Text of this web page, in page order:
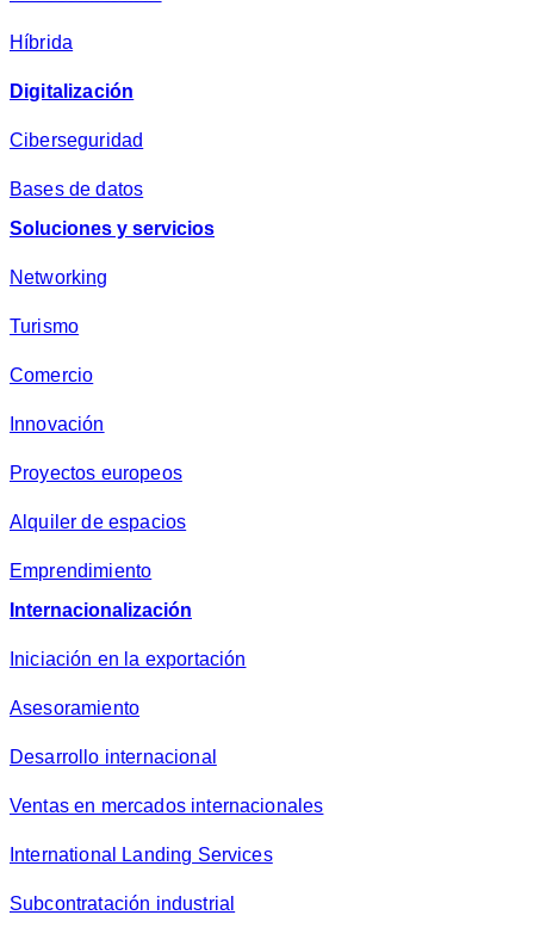
*
Híbrida
Digitalización
Ciberseguridad
Bases de datos
Soluciones y servicios
Networking
Turismo
Comercio
Innovación
Proyectos europeos
Alquiler de espacios
Emprendimiento
Internacionalización
Iniciación en la exportación
Asesoramiento
Desarrollo internacional
Ventas en mercados internacionales
International Landing Services
Subcontratación industrial